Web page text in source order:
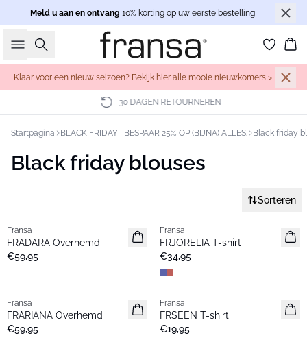
Meld u aan en ontvang 10% korting op uw eerste bestelling
Zoeken
Klaar voor een nieuw seizoen? Bekijk hier alle mooie nieuwkomers >
30 DAGEN RETOURNEREN
Startpagina BLACK FRIDAY | BESPAAR 25% OP (BIJNA) ALLES. Black friday
Black friday blouses
Sorteren
Nieuw
Fransa
FRADARA Overhemd
€59,95
Nieuw
Fransa
FRJORELIA T-shirt
€34,95
Nieuw
Fransa
FRARIANA Overhemd
€59,95
Nieuw
Fransa
FRSEEN T-shirt
€19,95